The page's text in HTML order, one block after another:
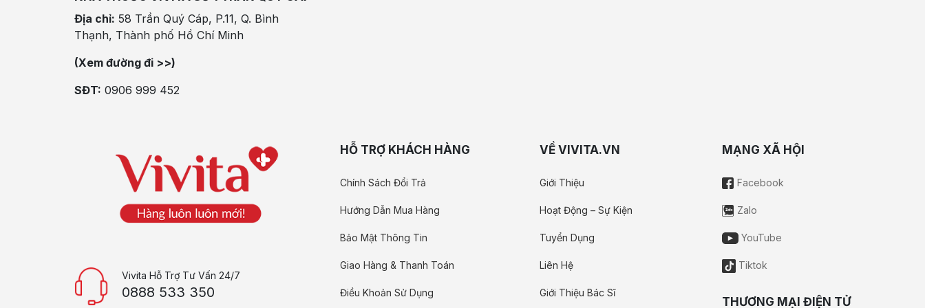
Địa chỉ: 58 Trần Quý Cáp, P.11, Q. Bình
Thạnh, Thành phố Hồ Chí Minh
(Xem đường đi >>)
SĐT: 0906 999 452
Vivita Hỗ Trợ Tư Vấn 24/7
0888 533 350
HỖ TRỢ KHÁCH HÀNG
Chính Sách Đổi Trả
Hướng Dẫn Mua Hàng
Bảo Mật Thông Tin
Giao Hàng & Thanh Toán
Điều Khoản Sử Dụng
VỀ VIVITA.VN
Giới Thiệu
Hoạt Động – Sự Kiện
Tuyển Dụng
Liên Hệ
Giới Thiệu Bác Sĩ
MẠNG XÃ HỘI
Facebook
Zalo
YouTube
Tiktok
THƯƠNG MẠI ĐIỆN TỬ